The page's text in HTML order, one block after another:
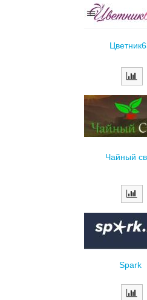
Чайный
Spark